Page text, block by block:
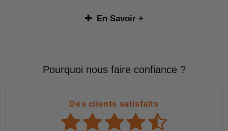
En Savoir +
Pourquoi nous faire confiance ?
Des clients satisfaits